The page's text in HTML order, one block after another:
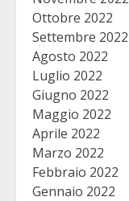
Ottobre 2022
Settembre 2022
Agosto 2022
Luglio 2022
Giugno 2022
Maggio 2022
Aprile 2022
Marzo 2022
Febbraio 2022
Gennaio 2022